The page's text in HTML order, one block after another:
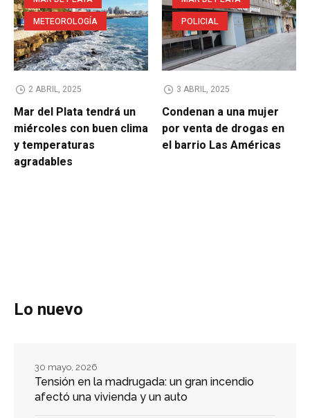
METEOROLOGÍA
2 ABRIL, 2025
Mar del Plata tendrá un
miércoles con buen clima
y temperaturas
agradables
POLICIAL
3 ABRIL, 2025
Condenan a una mujer
por venta de drogas en
el barrio Las Américas
Lo nuevo
Tensión en la madrugada: un gran incendio
afectó una vivienda y un auto
30 mayo, 2026